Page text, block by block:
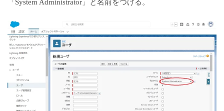
「System Administrator」と名前をつける。